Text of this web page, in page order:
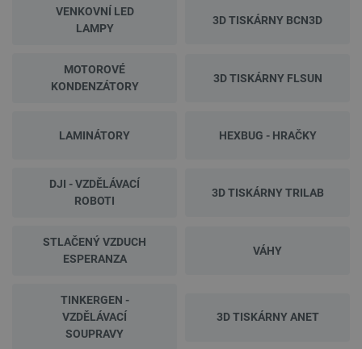
VENKOVNÍ LED
LAMPY
3D TISKÁRNY BCN3D
MOTOROVÉ
KONDENZÁTORY
3D TISKÁRNY FLSUN
LAMINÁTORY HEXBUG - HRAČKY
DJI - VZDĚLÁVACÍ
ROBOTI
3D TISKÁRNY TRILAB
STLAČENÝ VZDUCH
ESPERANZA
VÁHY
TINKERGEN -
VZDĚLÁVACÍ
SOUPRAVY
3D TISKÁRNY ANET